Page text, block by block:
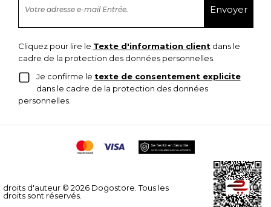
Cliquez pour lire le Texte d'information clientdans le
cadre de la protection des données personnelles.
Je confirme le texte de consentement explicite
dans le cadre de la protection des données
personnelles.
droits d'auteur © 2026 Dogostore. Tous les
droits sont réservés.